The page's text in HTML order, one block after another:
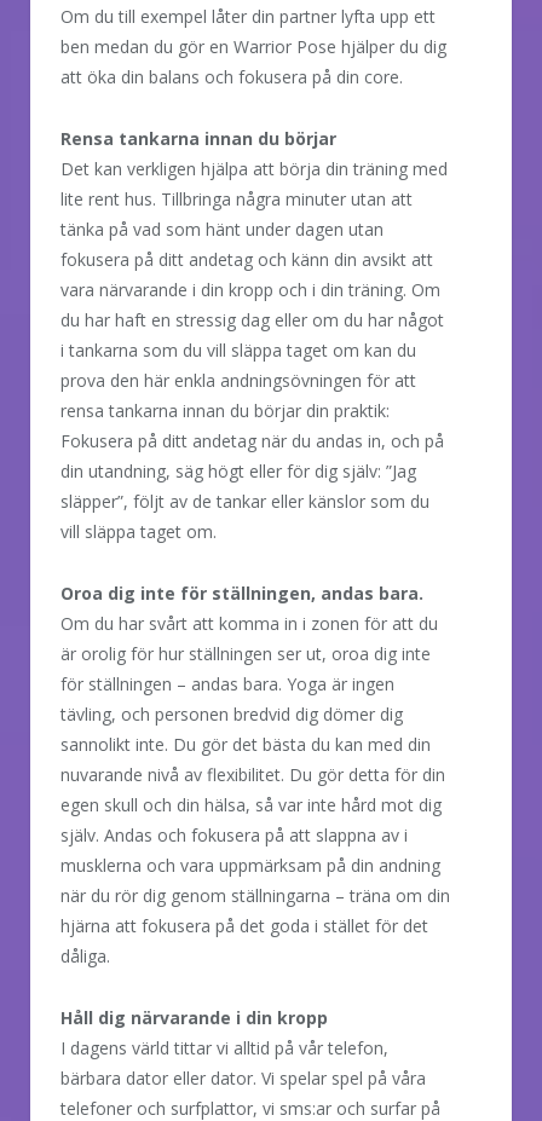
Om du till exempel låter din partner lyfta upp ett
ben medan du gör en Warrior Pose hjälper du dig
att öka din balans och fokusera på din core.
Rensa tankarna innan du börjar
Det kan verkligen hjälpa att börja din träning med
lite rent hus. Tillbringa några minuter utan att
tänka på vad som hänt under dagen utan
fokusera på ditt andetag och känn din avsikt att
vara närvarande i din kropp och i din träning. Om
du har haft en stressig dag eller om du har något
i tankarna som du vill släppa taget om kan du
prova den här enkla andningsövningen för att
rensa tankarna innan du börjar din praktik:
Fokusera på ditt andetag när du andas in, och på
din utandning, säg högt eller för dig själv: ”Jag
släpper”, följt av de tankar eller känslor som du
vill släppa taget om.
Oroa dig inte för ställningen, andas bara.
Om du har svårt att komma in i zonen för att du
är orolig för hur ställningen ser ut, oroa dig inte
för ställningen – andas bara. Yoga är ingen
tävling, och personen bredvid dig dömer dig
sannolikt inte. Du gör det bästa du kan med din
nuvarande nivå av flexibilitet. Du gör detta för din
egen skull och din hälsa, så var inte hård mot dig
själv. Andas och fokusera på att slappna av i
musklerna och vara uppmärksam på din andning
när du rör dig genom ställningarna – träna om din
hjärna att fokusera på det goda i stället för det
dåliga.
Håll dig närvarande i din kropp
I dagens värld tittar vi alltid på vår telefon,
bärbara dator eller dator. Vi spelar spel på våra
telefoner och surfplattor, vi sms:ar och surfar på